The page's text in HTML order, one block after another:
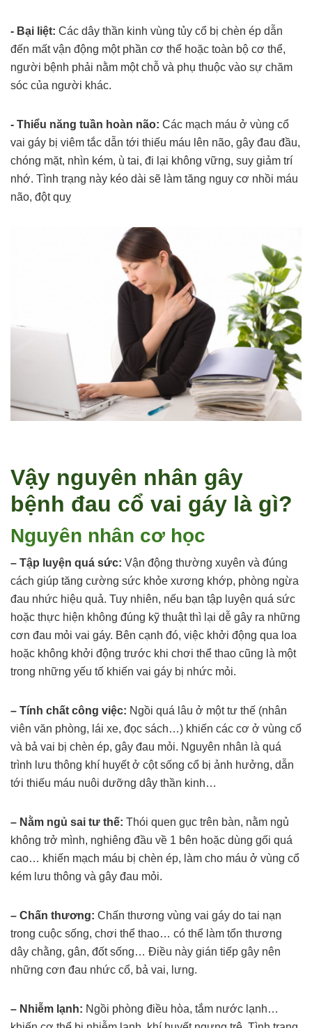
- Bại liệt: Các dây thần kinh vùng tủy cổ bị chèn ép dẫn
đến mất vận động một phần cơ thể hoặc toàn bộ cơ thể,
người bệnh phải nằm một chỗ và phụ thuộc vào sự chăm
sóc của người khác.
- Thiểu năng tuần hoàn não: Các mạch máu ở vùng cổ
vai gáy bị viêm tắc dẫn tới thiếu máu lên não, gây đau đầu,
chóng mặt, nhìn kém, ù tai, đi lại không vững, suy giảm trí
nhớ. Tình trạng này kéo dài sẽ làm tăng nguy cơ nhồi máu
não, đột quỵ
Vậy nguyên nhân gây
bệnh đau cổ vai gáy là gì?
Nguyên nhân cơ học
– Tập luyện quá sức: Vận động thường xuyên và đúng
cách giúp tăng cường sức khỏe xương khớp, phòng ngừa
đau nhức hiệu quả. Tuy nhiên, nếu bạn tập luyện quá sức
hoặc thực hiện không đúng kỹ thuật thì lại dễ gây ra những
cơn đau mỏi vai gáy. Bên cạnh đó, việc khởi động qua loa
hoặc không khởi động trước khi chơi thể thao cũng là một
trong những yếu tố khiến vai gáy bị nhức mỏi.
– Tính chất công việc: Ngồi quá lâu ở một tư thế (nhân
viên văn phòng, lái xe, đọc sách…) khiến các cơ ở vùng cổ
và bả vai bị chèn ép, gây đau mỏi. Nguyên nhân là quá
trình lưu thông khí huyết ở cột sống cổ bị ảnh hưởng, dẫn
tới thiếu máu nuôi dưỡng dây thần kinh…
– Nằm ngủ sai tư thế: Thói quen gục trên bàn, nằm ngủ
không trở mình, nghiêng đầu về 1 bên hoặc dùng gối quá
cao… khiến mạch máu bị chèn ép, làm cho máu ở vùng cổ
kém lưu thông và gây đau mỏi.
– Chấn thương: Chấn thương vùng vai gáy do tai nạn
trong cuộc sống, chơi thể thao… có thể làm tổn thương
dây chằng, gân, đốt sống… Điều này gián tiếp gây nên
những cơn đau nhức cổ, bả vai, lưng.
– Nhiễm lạnh: Ngồi phòng điều hòa, tắm nước lạnh…